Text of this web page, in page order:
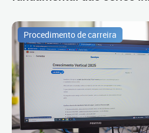
Procedimento de carreira